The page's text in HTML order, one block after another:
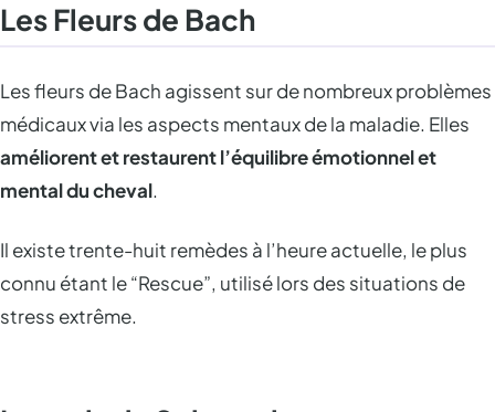
Les Fleurs de Bach
Les fleurs de Bach agissent sur de nombreux problèmes
médicaux via les aspects mentaux de la maladie. Elles
améliorent et restaurent l’équilibre émotionnel et
mental du cheval.
Il existe trente-huit remèdes à l’heure actuelle, le plus
connu étant le “Rescue”, utilisé lors des situations de
stress extrême.